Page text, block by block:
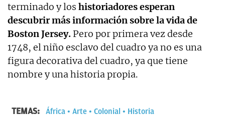
terminado y los historiadores esperan
descubrir más información sobre la vida de
Boston Jersey. Pero por primera vez desde
1748, el niño esclavo del cuadro ya no es una
figura decorativa del cuadro, ya que tiene
nombre y una historia propia.
TEMAS: África Arte Colonial Historia